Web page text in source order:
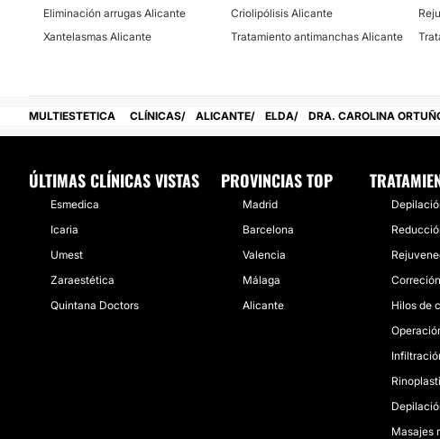
Experiencia:
Español
No
Eliminación arrugas Alicante
Criolipólisis Alicante
Xantelasmas Alicante
Tratamiento antimanchas Alicante
MULTIESTETICA CLÍNICAS ALICANTE ELDA DRA. CAROLINA
ÚLTIMAS CLÍNICAS VISTAS
Esmedica
Icaria
Umest
Zaraestética
Quintana Doctors
PROVINCIAS TOP
Madrid
Barcelona
Valencia
Málaga
Alicante
Hilos de
Masajes